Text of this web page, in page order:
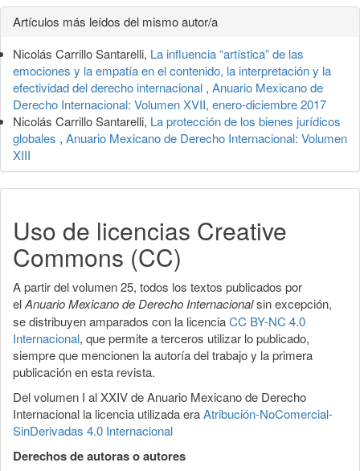
Detalles
del
artículo
Artículos más leídos del mismo autor/a
Nicolás Carrillo Santarelli, La influencia “artística” de las
emociones y la empatía en el contenido, la interpretación y la
efectividad del derecho internacional , Anuario Mexicano de
Derecho Internacional: Volumen XVII, enero-diciembre 2017
Nicolás Carrillo Santarelli, La protección de los bienes jurídicos
globales , Anuario Mexicano de Derecho Internacional: Volumen
XIII
Uso de licencias Creative
Commons (CC)
A partir del volumen 25, todos los textos publicados por
elAnuario Mexicano de Derecho Internacionalsin excepción,
se distribuyen amparados con la licenciaCC BY-NC 4.0
Internacional, que permite a terceros utilizar lo publicado,
siempre que mencionen la autoría del trabajo y la primera
publicación en esta revista.
Del volumen I al XXIV de Anuario Mexicano de Derecho
Internacional la licencia utilizada eraAtribución-NoComercial-
SinDerivadas 4.0 Internacional
Derechos de autoras o autores